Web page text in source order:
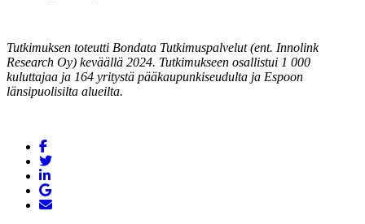
Tutkimuksen toteutti Bondata Tutkimuspalvelut (ent. Innolink
Research Oy) keväällä 2024. Tutkimukseen osallistui 1 000
kuluttajaa ja 164 yritystä pääkaupunkiseudulta ja Espoon
länsipuolisilta alueilta.